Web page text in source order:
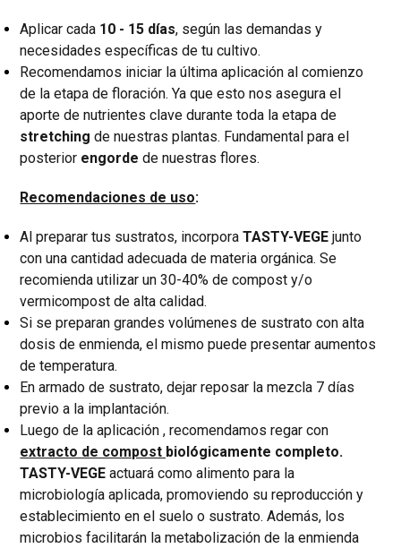
Aplicar cada 10 - 15 días, según las demandas y
necesidades específicas de tu cultivo.
Recomendamos iniciar la última aplicación al comienzo
de la etapa de floración. Ya que esto nos asegura el
aporte de nutrientes clave durante toda la etapa de
stretchingde nuestras plantas. Fundamental para el
posterior engordede nuestras flores.
Recomendaciones de uso:
Al preparar tus sustratos, incorporaTASTY-VEGE junto
con una cantidad adecuada de materia orgánica. Se
recomienda utilizar un 30-40% de compost y/o
vermicompost de alta calidad.
Si se preparan grandes volúmenes de sustrato con alta
dosis de enmienda, el mismo puede presentar aumentos
de temperatura.
En armado de sustrato, dejar reposar la mezcla 7 días
previo a la implantación.
Luego de la aplicación , recomendamos regar con
extracto de compost biológicamente completo.
TASTY-VEGE actuará como alimento para la
microbiología aplicada, promoviendo su reproducción y
establecimiento en el suelo o sustrato. Además, los
microbios facilitarán la metabolización de la enmienda